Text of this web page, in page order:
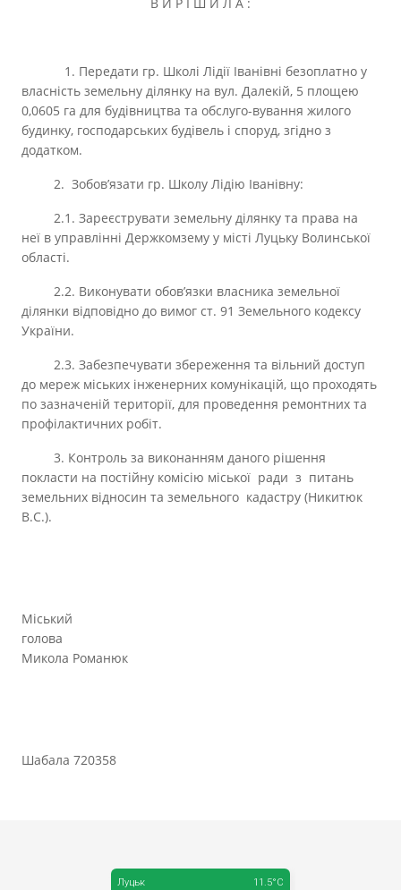
1. Передати гр. Школі Лідії Іванівні безоплатно у
власність земельну ділянку на вул. Далекій, 5 площею
0,0605 га для будівництва та обслуго-вування жилого
будинку, господарських будівель і споруд, згідно з
додатком.
2. Зобов’язати гр. Школу Лідію Іванівну:
2.1. Зареєструвати земельну ділянку та права на
неї в управлінні Держкомзему у місті Луцьку Волинської
області.
2.2. Виконувати обов’язки власника земельної
ділянки відповідно до вимог ст. 91 Земельного кодексу
України.
2.3. Забезпечувати збереження та вільний доступ
до мереж міських інженерних комунікацій, що проходять
по зазначеній території, для проведення ремонтних та
профілактичних робіт.
3. Контроль за виконанням даного рішення
покласти на постійну комісію міської ради з питань
земельних відносин та земельного кадастру (Никитюк
В.С.).
Міський
голова
Микола Романюк
Шабала 720358